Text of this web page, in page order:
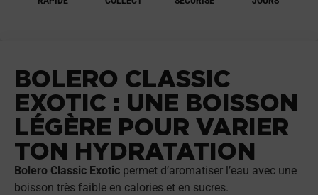
BOLERO CLASSIC
EXOTIC : UNE BOISSON
LÉGÈRE POUR VARIER
TON HYDRATATION
Bolero Classic Exotic permet d’aromatiser l’eau avec une
boisson très faible en calories et en sucres.